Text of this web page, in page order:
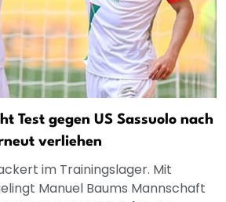
Test gegen US Sassuolo nach
verliehen
im Trainingslager. Mit
Manuel Baums Mannschaft